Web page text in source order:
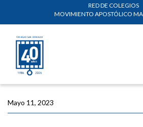
RED DE COLEGIOS
MOVIMIENTO APOSTÓLICO
Mayo 11, 2023